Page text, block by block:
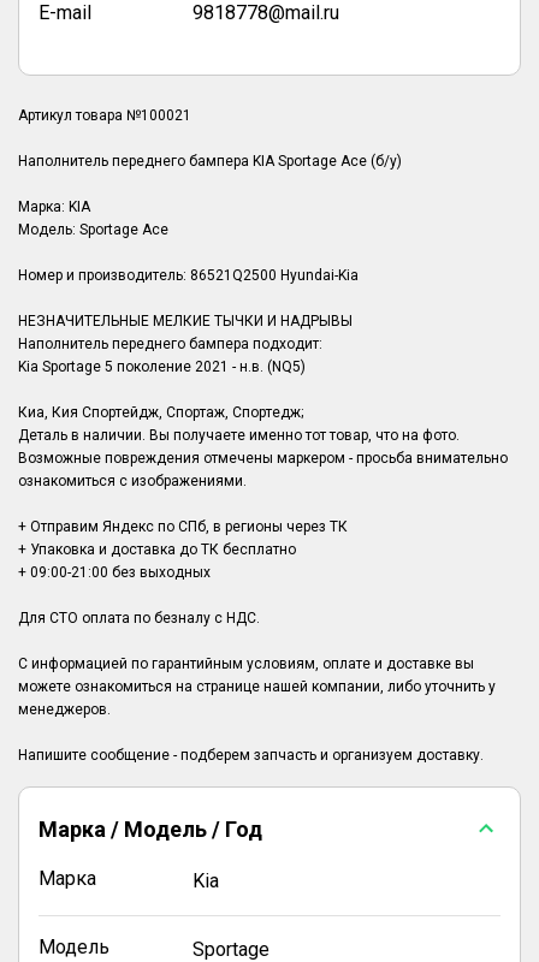
E-mail 9818778@mail.ru
Артикул товара №100021
Наполнитель переднего бампера KIA Sportage Ace (б/у)
Марка: KIA
Модель: Sportage Ace
Номер и производитель: 86521Q2500 Hyundai-Kia
НЕЗНАЧИТЕЛЬНЫЕ МЕЛКИЕ ТЫЧКИ И НАДРЫВЫ
Наполнитель переднего бампера подходит:
Kia Sportage 5 поколение 2021 - н.в. (NQ5)
Киа, Кия Спортейдж, Спортаж, Спортедж;
Деталь в наличии. Вы получаете именно тот товар, что на фото.
Возможные повреждения отмечены маркером - просьба внимательно
ознакомиться с изображениями.
+ Отправим Яндекс по СПб, в регионы через ТК
+ Упаковка и доставка до ТК бесплатно
+ 09:00-21:00 без выходных
Для СТО оплата по безналу с НДС.
С информацией по гарантийным условиям, оплате и доставке вы
можете ознакомиться на странице нашей компании, либо уточнить у
менеджеров.
Марка / Модель / Год
Марка Kia
Модель Sportage